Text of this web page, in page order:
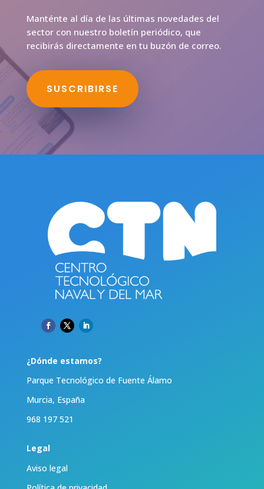
Manténte al día de las últimas novedades del
sector con nuestro boletín periódico, que
recibirás directamente en tu buzón de correo.
SUSCRIBIRSE
¿Dónde estamos?
Parque Tecnológico de Fuente Álamo
Murcia, España
968 197 521
Legal
Aviso legal